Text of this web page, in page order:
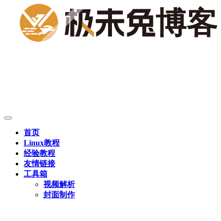
首页
Linux教程
经验教程
友情链接
工具箱
视频解析
封面制作